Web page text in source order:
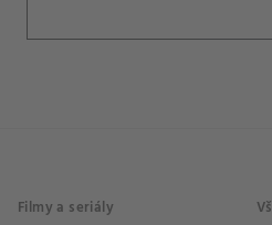
Filmy a seriály